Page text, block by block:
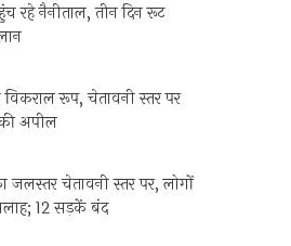
रहे नैनीताल, तीन दिन रूट
विकराल रूप, चेतावनी स्तर पर
अपील
जलस्तर चेतावनी स्तर पर, लोगों
12 सड़कें बंद